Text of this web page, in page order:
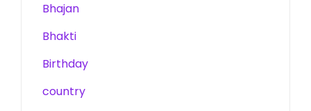
Bhajan
Bhakti
Birthday
country